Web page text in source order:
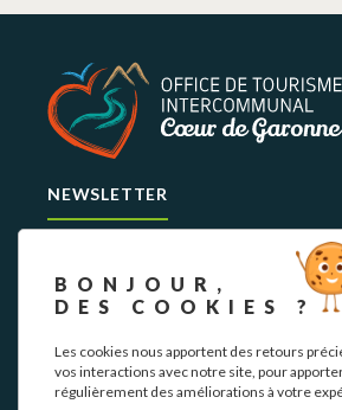
NEWSLETTER
Restez informé de nos actualités et
BONJOUR,
DES COOKIES ?
Les cookies nous apportent des retours
vos interactions avec notre site, pour
régulièrement des améliorations à votre